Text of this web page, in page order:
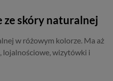
ze skóry naturalnej
w różowym kolorze. Ma aż
lojalnościowe, wizytówki i